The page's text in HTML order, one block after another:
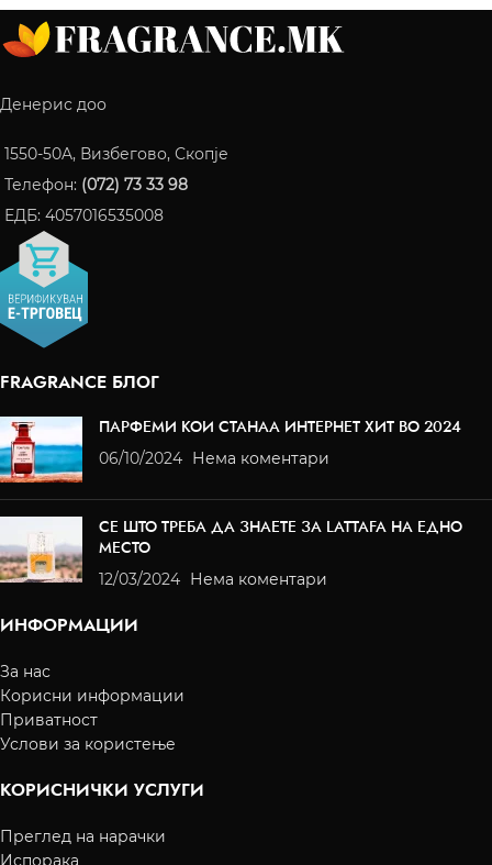
Денерис доо
1550-50A, Визбегово, Скопје
Телефон: (072) 73 33 98
ЕДБ: 4057016535008
FRAGRANCE БЛОГ
ПАРФЕМИ КОИ СТАНАА ИНТЕРНЕТ ХИТ ВО 2024
06/10/2024 Нема коментари
СЕ ШТО ТРЕБА ДА ЗНАЕТЕ ЗА LATTAFA НА ЕДНО
МЕСТО
12/03/2024 Нема коментари
ИНФОРМАЦИИ
За нас
Корисни информации
Приватност
Услови за користење
КОРИСНИЧКИ УСЛУГИ
Преглед на нарачки
Испорака